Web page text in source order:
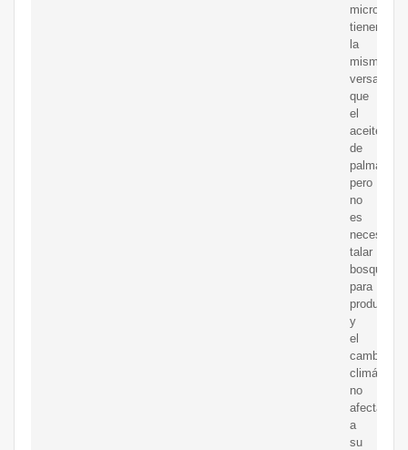
tienen
la
misma
que
el
aceite
de
palma,
pero
no
es
necesario
talar
bosques
para
y
el
cambio
climático
no
afecta
a
su